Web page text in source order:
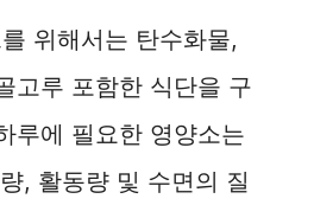
위해서는 탄수화물,
고루 포함한 식단을 구
루에 필요한 영양소는
, 활동량 및 수면의 질